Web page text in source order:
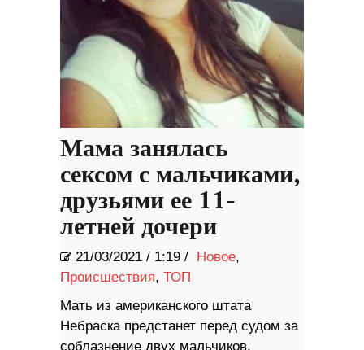
Мама занялась
сексом с мальчиками,
друзьями ее 11-
летней дочери
21/03/2021 / 1:19 / Новое,
Происшествия, ТОП
Мать из американского штата
Небраска предстанет перед судом за
соблазнение двух мальчиков,